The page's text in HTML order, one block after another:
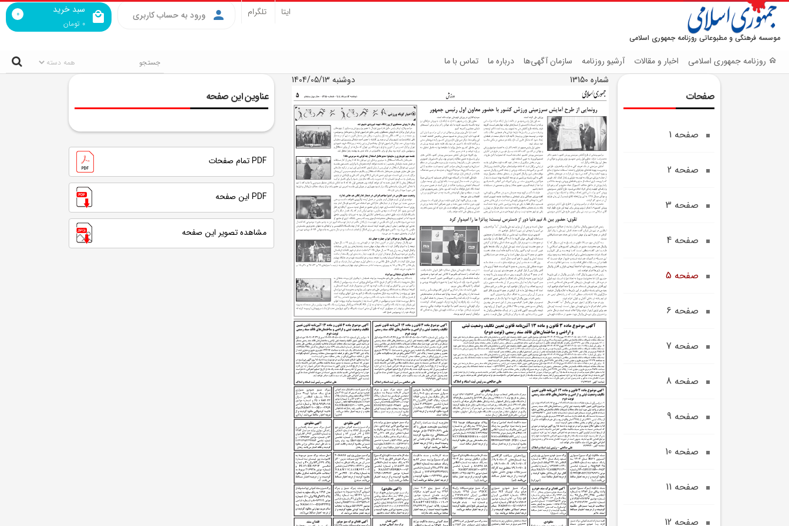
موسسه فرهنگی و مطبوعاتی روزنامه جمهوری اسلامی
سبد خرید
0 تومان
0 ورود به حساب کاربری ایتا تلگرام
روزنامه جمهوری اسلامی اخبار و مقالات آرشیو روزنامه سازمان آگهی‌ها درباره ما تماس با ما
صفحات
صفحه 1
صفحه 2
صفحه 3
صفحه 4
صفحه 5
صفحه 6
صفحه 7
صفحه 8
صفحه 9
صفحه 10
صفحه 11
صفحه 12
شماره 13150 دوشنبه 1404/05/13
عناوین این صفحه
PDF تمام صفحات
PDF این صفحه
مشاهده تصویر این صفحه